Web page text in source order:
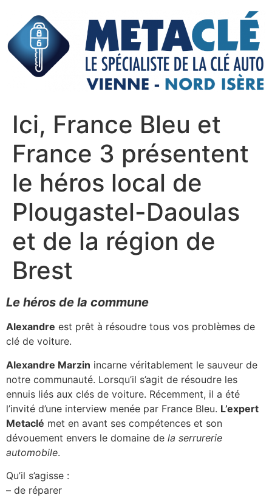
contenu
Ici, France Bleu et
France 3 présentent
le héros local de
Plougastel-Daoulas
et de la région de
Brest
Le héros de la commune
Alexandre est prêt à résoudre tous vos problèmes de
clé de voiture.
Alexandre Marzin incarne véritablement le sauveur de
notre communauté. Lorsqu’il s’agit de résoudre les
ennuis liés aux clés de voiture. Récemment, il a été
l’invité d’une interview menée par France Bleu. L’expert
Metaclé met en avant ses compétences et son
dévouement envers le domaine de la serrurerie
automobile.
Qu’il s’agisse :
– de réparer